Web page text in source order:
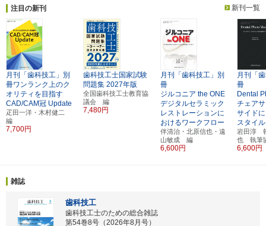
注目の新刊
月刊「歯科技工」別
冊ワンランク上のク
オリティを目指す
CAD/CAM冠 Update
疋田一洋・木村健二
編
7,700円
歯科技工士国家試験
問題集 2027年版
全国歯科技工士教育協
議会 編
7,480円
月刊「歯科技工」別
冊
ジルコニア the ONE
デジタルセラミック
レストレーションに
おけるワークフロー
伴清治・北原信也・遠
山敏成 編
6,600円
月刊「
冊
Dental
チェア
サイド
スタイル
岩田淳
也 執筆
6,600円
新刊一覧
雑誌
歯科技工
歯科技工士のための総合雑誌
第54巻8号（2026年8月号）